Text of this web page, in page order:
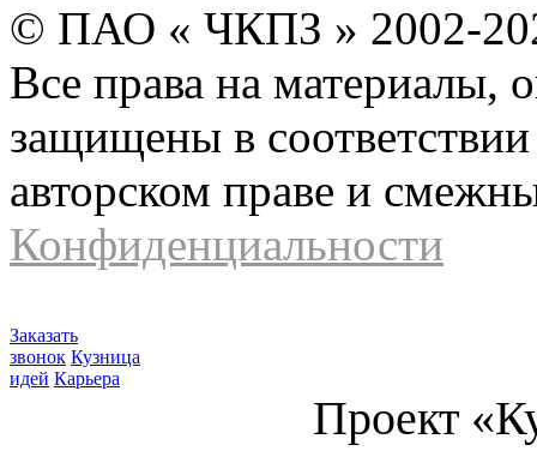
© ПАО « ЧКПЗ » 2002-
Все права на материалы,
защищены в соответствии
авторском праве и
Конфиденциальности
Заказать
звонок Кузница
идей Карьера
Проект